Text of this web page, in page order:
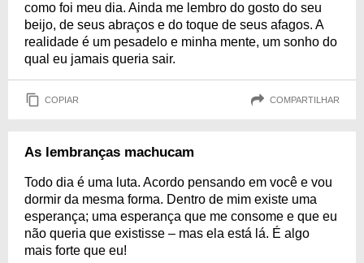
como foi meu dia. Ainda me lembro do gosto do seu
beijo, de seus abraços e do toque de seus afagos. A
realidade é um pesadelo e minha mente, um sonho do
qual eu jamais queria sair.
COPIAR COMPARTILHAR
As lembranças machucam
Todo dia é uma luta. Acordo pensando em você e vou
dormir da mesma forma. Dentro de mim existe uma
esperança; uma esperança que me consome e que eu
não queria que existisse – mas ela está lá. É algo
mais forte que eu!